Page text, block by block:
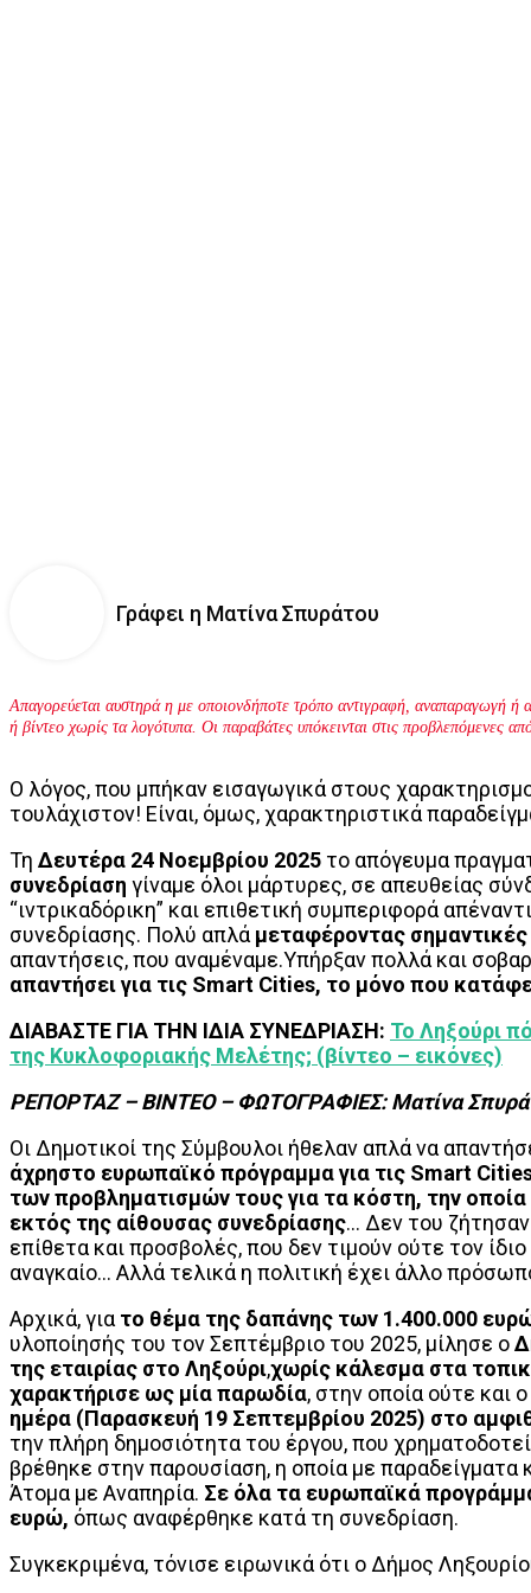
Γράφει η Ματίνα Σπυράτου
Απαγορεύεται αυστηρά η με οποιονδήποτε τρόπο αντιγραφή, αναπαραγωγή
ή βίντεο χωρίς τα λογότυπα. Οι παραβάτες υπόκεινται στις προβλεπόμενες
Ο λόγος, που μπήκαν εισαγωγικά στους
τουλάχιστον! Είναι, όμως, χαρακτηριστικά
Τη Δευτέρα 24 Νοεμβρίου 2025 το απόγευμα
συνεδρίαση γίναμε όλοι μάρτυρες, σε απευθείας
“ιντρικαδόρικη” και επιθετική συμπεριφορά
συνεδρίασης. Πολύ απλάμεταφέροντας
απαντήσεις, που αναμέναμε.Υπήρξαν πολλά και
απαντήσει για τις Smart Cities, το μόνο που
ΔΙΑΒΑΣΤΕ ΓΙΑ ΤΗΝ ΙΔΙΑ ΣΥΝΕΔΡΙΑΣΗ: Το Ληξούρι
της Κυκλοφοριακής Μελέτης; (βίντεο – εικόνες)
ΡΕΠΟΡΤΑΖ – ΒΙΝΤΕΟ – ΦΩΤΟΓΡΑΦΙΕΣ: Ματίνα
Οι Δημοτικοί της Σύμβουλοι ήθελαν απλά να
άχρηστο ευρωπαϊκό πρόγραμμα για τις Smart
των προβληματισμών τους για τα κόστη, την
εκτός της αίθουσας συνεδρίασης… Δεν του
επίθετα και προσβολές, που δεν τιμούν ούτε τον
αναγκαίο… Αλλά τελικά η πολιτική έχει άλλο
Αρχικά, γιατο θέμα της δαπάνης των 1.400.000
υλοποίησής του τον Σεπτέμβριο του 2025, μίλησε ο
της εταιρίας στο Ληξούρι,χωρίς κάλεσμα στα
χαρακτήρισε ως μία παρωδία, στην οποία ούτε και
ημέρα (Παρασκευή 19 Σεπτεμβρίου 2025) στο
την πλήρη δημοσιότητα του έργου, που
βρέθηκε στην παρουσίαση, η οποία με
Άτομα με Αναπηρία. Σε όλα τα ευρωπαϊκά
ευρώ, όπως αναφέρθηκε κατά τη συνεδρίαση.
Συγκεκριμένα, τόνισε ειρωνικά ότι ο Δήμος